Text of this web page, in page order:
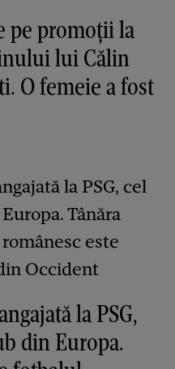
pe promoții la
lui Călin
O femeie a fost
la PSG,
din Europa.